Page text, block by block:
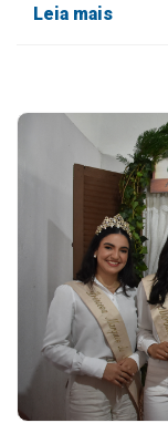
Leia mais